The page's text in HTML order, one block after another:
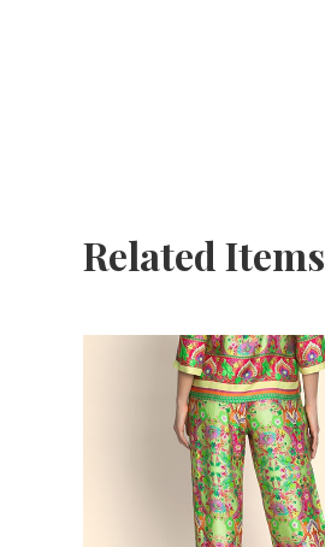
Related Items